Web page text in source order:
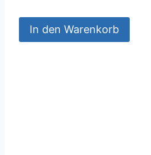
In den Warenkorb